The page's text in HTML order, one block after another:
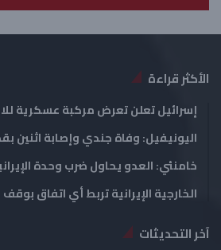
ق
ة
ي
ة
الأكثر قراءة
إسرائيل تعلن تعرض مركبة عسكرية
اليونيفيل: وفاة جندي وإصابة اثنين
خامنئي: العدو يحاول ضرب وحدة
الخارجية الإيرانية تربط أي اتفاق بوقف
آخر التحديثات